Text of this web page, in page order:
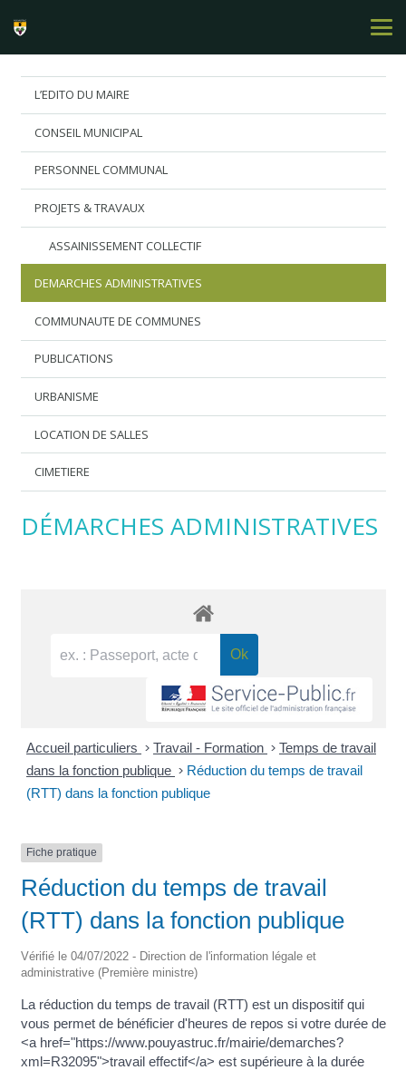
L’EDITO DU MAIRE
CONSEIL MUNICIPAL
PERSONNEL COMMUNAL
PROJETS & TRAVAUX
ASSAINISSEMENT COLLECTIF
DEMARCHES ADMINISTRATIVES
COMMUNAUTE DE COMMUNES
PUBLICATIONS
URBANISME
LOCATION DE SALLES
CIMETIERE
DÉMARCHES ADMINISTRATIVES
Accueil particuliers > Travail - Formation > Temps de travail
dans la fonction publique > Réduction du temps de travail
(RTT) dans la fonction publique
Fiche pratique
Réduction du temps de travail
(RTT) dans la fonction publique
Vérifié le 04/07/2022 - Direction de l'information légale et
administrative (Première ministre)
La réduction du temps de travail (RTT) est un dispositif qui
vous permet de bénéficier d'heures de repos si votre durée de
<a href="https://www.pouyastruc.fr/mairie/demarches?
xml=R32095">travail effectif</a> est supérieure à la durée